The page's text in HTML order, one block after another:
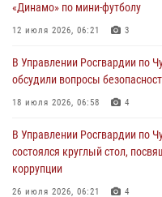
В Чебоксарах при участии
партия немаркированной
Сотрудник вневедомственной
корреспонденту
«Динамо» по мини-футболу
12 июля 2026, 06:21 3
В Управлении Росгвардии по
обсудили вопросы
18 июля 2026, 06:58 4
В Управлении Росгвардии по
состоялся круглый стол,
коррупции
26 июля 2026, 06:21 4